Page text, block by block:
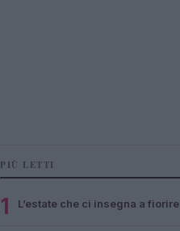
PIÙ LETTI
1 L’estate che ci insegna a fiorire